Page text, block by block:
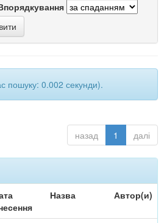
пошуку: 0.002 секунди).
назад 1 далі
Назва Автор(и)